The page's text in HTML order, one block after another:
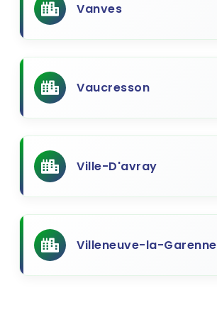
Vanves
Vaucresson
Ville-D'avray
Villeneuve-la-Garenne